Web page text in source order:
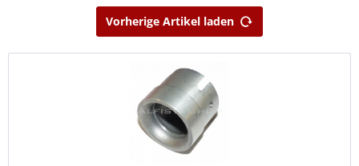
Vorherige Artikel laden